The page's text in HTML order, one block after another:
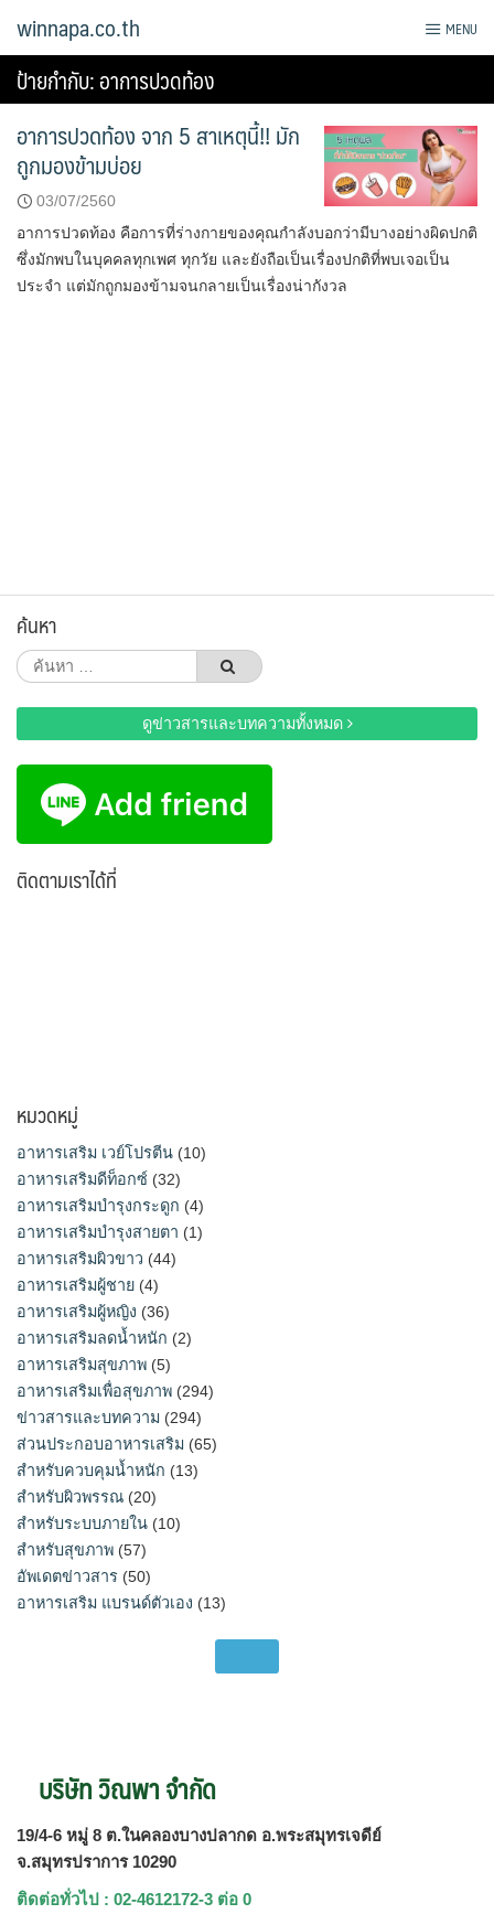
winnapa.co.th MENU
ป้ายกำกับ:อาการปวดท้อง
อาการปวดท้อง จาก 5 สาเหตุนี้!! มัก
ถูกมองข้ามบ่อย
03/07/2560
อาการปวดท้อง คือการที่ร่างกายของคุณกำลังบอกว่ามีบางอย่างผิดปกติ
ซึ่งมักพบในบุคคลทุกเพศ ทุกวัย และยังถือเป็นเรื่องปกติที่พบเจอเป็น
ประจำ แต่มักถูกมองข้ามจนกลายเป็นเรื่องน่ากังวล
ค้นหา
ค้นหา
สำหรับ:
ดูข่าวสารและบทความทั้งหมด
ติดตามเราได้ที่
หมวดหมู่
อาหารเสริม เวย์โปรตีน (10)
อาหารเสริมดีท็อกซ์ (32)
อาหารเสริมบำรุงกระดูก (4)
อาหารเสริมบำรุงสายตา (1)
อาหารเสริมผิวขาว (44)
อาหารเสริมผู้ชาย (4)
อาหารเสริมผู้หญิง (36)
อาหารเสริมลดน้ำหนัก (2)
อาหารเสริมสุขภาพ (5)
อาหารเสริมเพื่อสุขภาพ (294)
ข่าวสารและบทความ (294)
ส่วนประกอบอาหารเสริม (65)
สำหรับควบคุมน้ำหนัก (13)
สำหรับผิวพรรณ (20)
สำหรับระบบภายใน (10)
สำหรับสุขภาพ (57)
อัพเดตข่าวสาร (50)
อาหารเสริม แบรนด์ตัวเอง (13)
บริษัท วิณพา จำกัด
19/4-6 หมู่ 8 ต.ในคลองบางปลากด อ.พระสมุทรเจดีย์
จ.สมุทรปราการ 10290
ติดต่อทั่วไป : 02-4612172-3 ต่อ 0